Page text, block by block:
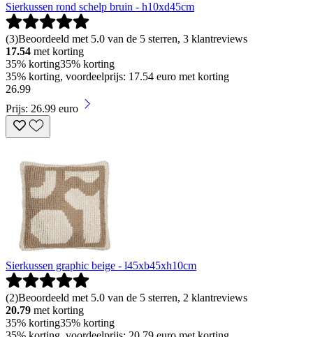
Sierkussen rond schelp bruin - h10xd45cm
(3)Beoordeeld met 5.0 van de 5 sterren, 3 klantreviews
17.54 met korting
35% korting35% korting
35% korting, voordeelprijs: 17.54 euro met korting
26.99
Prijs: 26.99 euro
Sierkussen graphic beige - l45xb45xh10cm
(2)Beoordeeld met 5.0 van de 5 sterren, 2 klantreviews
20.79 met korting
35% korting35% korting